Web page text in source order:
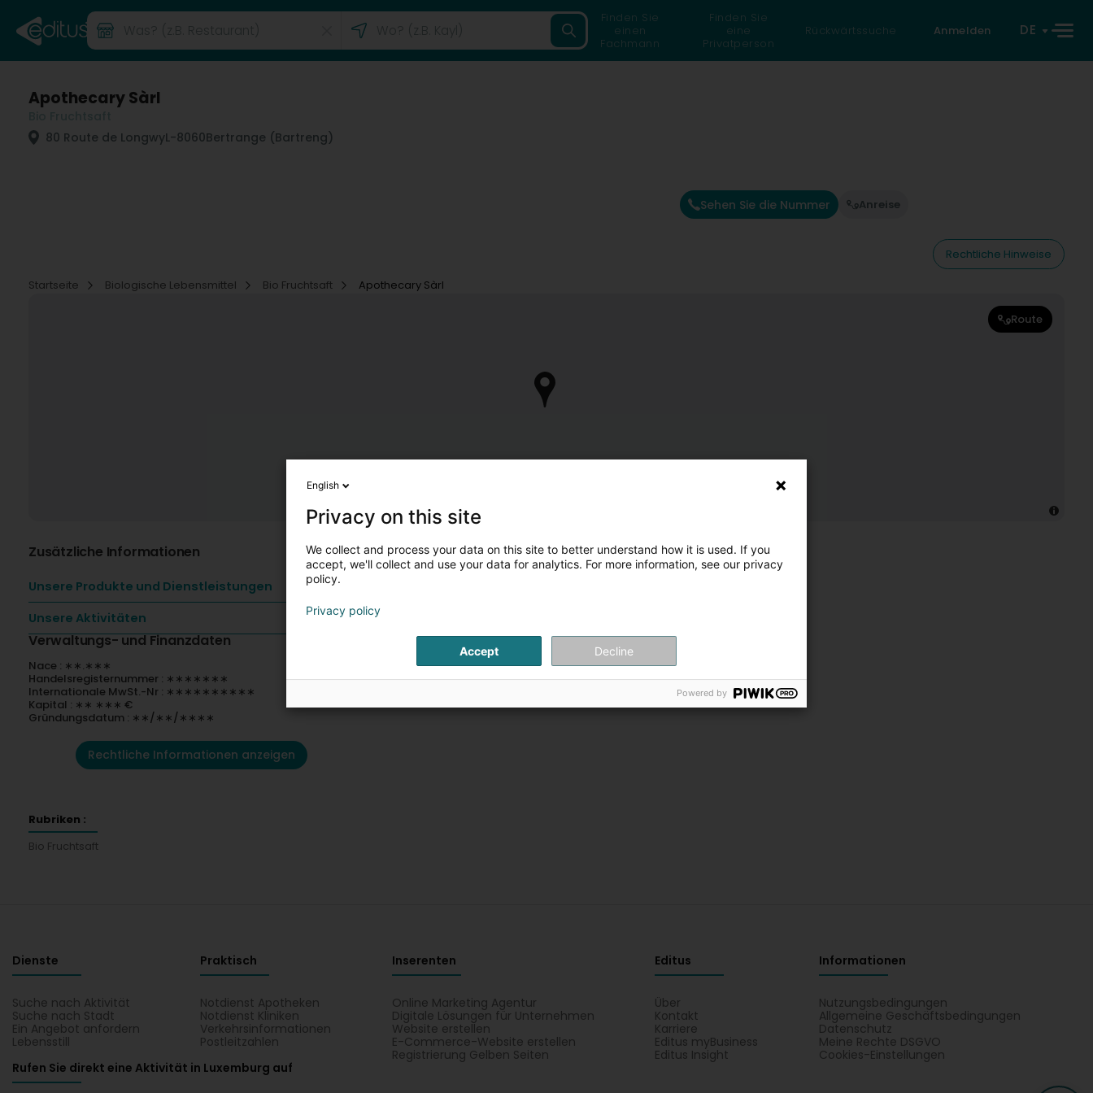
Finden Sie
einen
Fachmann
Finden Sie
eine
Privatperson
Rückwärtssuche Anmelden DE
Apothecary Sàrl
80 Route de LongwyL-8060Bertrange (Bartreng)
Sehen Sie die Nummer Anreise
Rechtliche Hinweise
Startseite
Biologische Lebensmittel Bio Fruchtsaft Apothecary Sàrl
Route
Zusätzliche Informationen
Unsere Produkte und Dienstleistungen
Unsere Aktivitäten
Verwaltungs- und Finanzdaten
Nace : ∗∗.∗∗∗
Handelsregisternummer : ∗∗∗∗∗∗∗
Internationale MwSt.-Nr : ∗∗∗∗∗∗∗∗∗∗
Kapital : ∗∗ ∗∗∗ €
Gründungsdatum : ∗∗/∗∗/∗∗∗∗
Rechtliche Informationen anzeigen
Rubriken :
Bio Fruchtsaft
Dienste
Suche nach Aktivität
Suche nach Stadt
Ein Angebot anfordern
Lebensstill
Praktisch
Notdienst Apotheken
Notdienst Kliniken
Verkehrsinformationen
Postleitzahlen
Inserenten
Online Marketing Agentur
Digitale Lösungen für Unternehmen
Website erstellen
E-Commerce-Website erstellen
Registrierung Gelben Seiten
Editus
Über
Kontakt
Karriere
Editus myBusiness
Editus Insight
Informationen
Nutzungsbedingungen
Allgemeine Geschäftsbedingungen
Datenschutz
Meine Rechte DSGVO
Cookies-Einstellungen
Rufen Sie direkt eine Aktivität in Luxemburg auf
English
Privacy on this site
We collect and process your data on this site to better understand how it is used. If you
accept, we'll collect and use your data for analytics. For more information, see our privacy
policy.
Privacy policy
Accept Decline
Powered by